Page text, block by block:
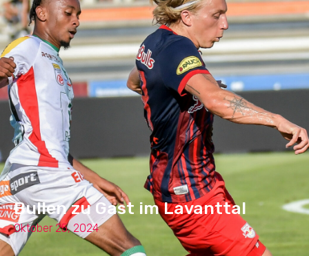
Bullen zu Gast im Lavanttal
Oktober 25, 2024